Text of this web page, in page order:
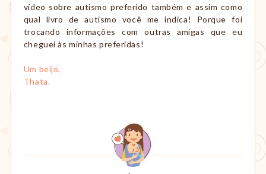
vídeo sobre autismo preferido também e assim como
qual livro de autismo você me indica! Porque foi
trocando informações com outras amigas que eu
cheguei às minhas preferidas!
Um beijo,
Thata.